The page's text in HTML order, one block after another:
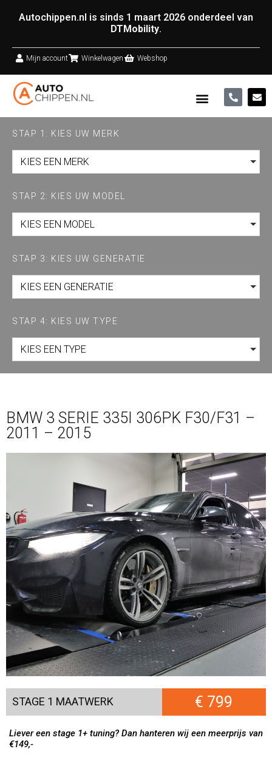
Autochippen.nl is sinds 1 maart 2026 onderdeel van
DTMobility.
Mijn account Winkelwagen Webshop
STAP 1: KIES UW MERK
KIES EEN MERK
STAP 2: KIES UW MODEL
KIES EEN MODEL
STAP 3: KIES UW GENERATIE
KIES EEN GENERATIE
STAP 4: KIES UW TYPE
KIES EEN TYPE
BMW 3 SERIE 335I 306PK F30/F31 –
2011 – 2015
STAGE 1 MAATWERK € 799
Liever een stage 1+ tuning? Dan hanteren wij een meerprijs van
€149,-